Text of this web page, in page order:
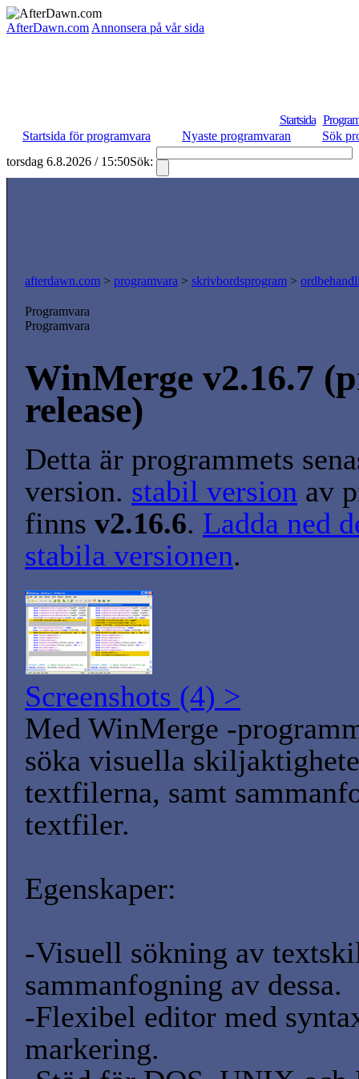
AfterDawn.com Annonsera på vår sida
Startsida
Startsida för programvara
Nyaste programvaran
Sök
torsdag 6.8.2026 / 15:50Sök:
afterdawn.com > programvara > skrivbordsprogram >
Programvara
Programvara
WinMerge v2.16.7
release)
Detta är programmets
version. stabil version av
finns v2.16.6. Ladda ned
stabila versionen.
Screenshots (4) >
Med WinMerge -
söka visuella
textfilerna, samt
textfiler.
Egenskaper:
-Visuell sökning av
sammanfogning av dessa.
-Flexibel editor med
markering.